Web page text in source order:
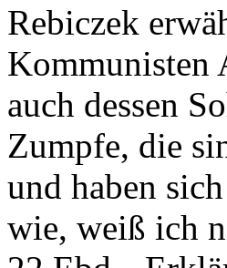
Rebiczek
Kommunisten
auch dessen
Zumpfe, die
und haben
wie, weiß ich